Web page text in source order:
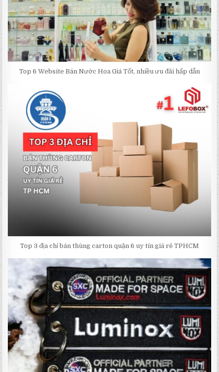
Top 6 Website Bán Nước Hoa Giá Tốt, nhiều ưu đãi hấp dẫn
Top 3 địa chỉ bán thùng carton quận 6 uy tín giá rẻ TPHCM